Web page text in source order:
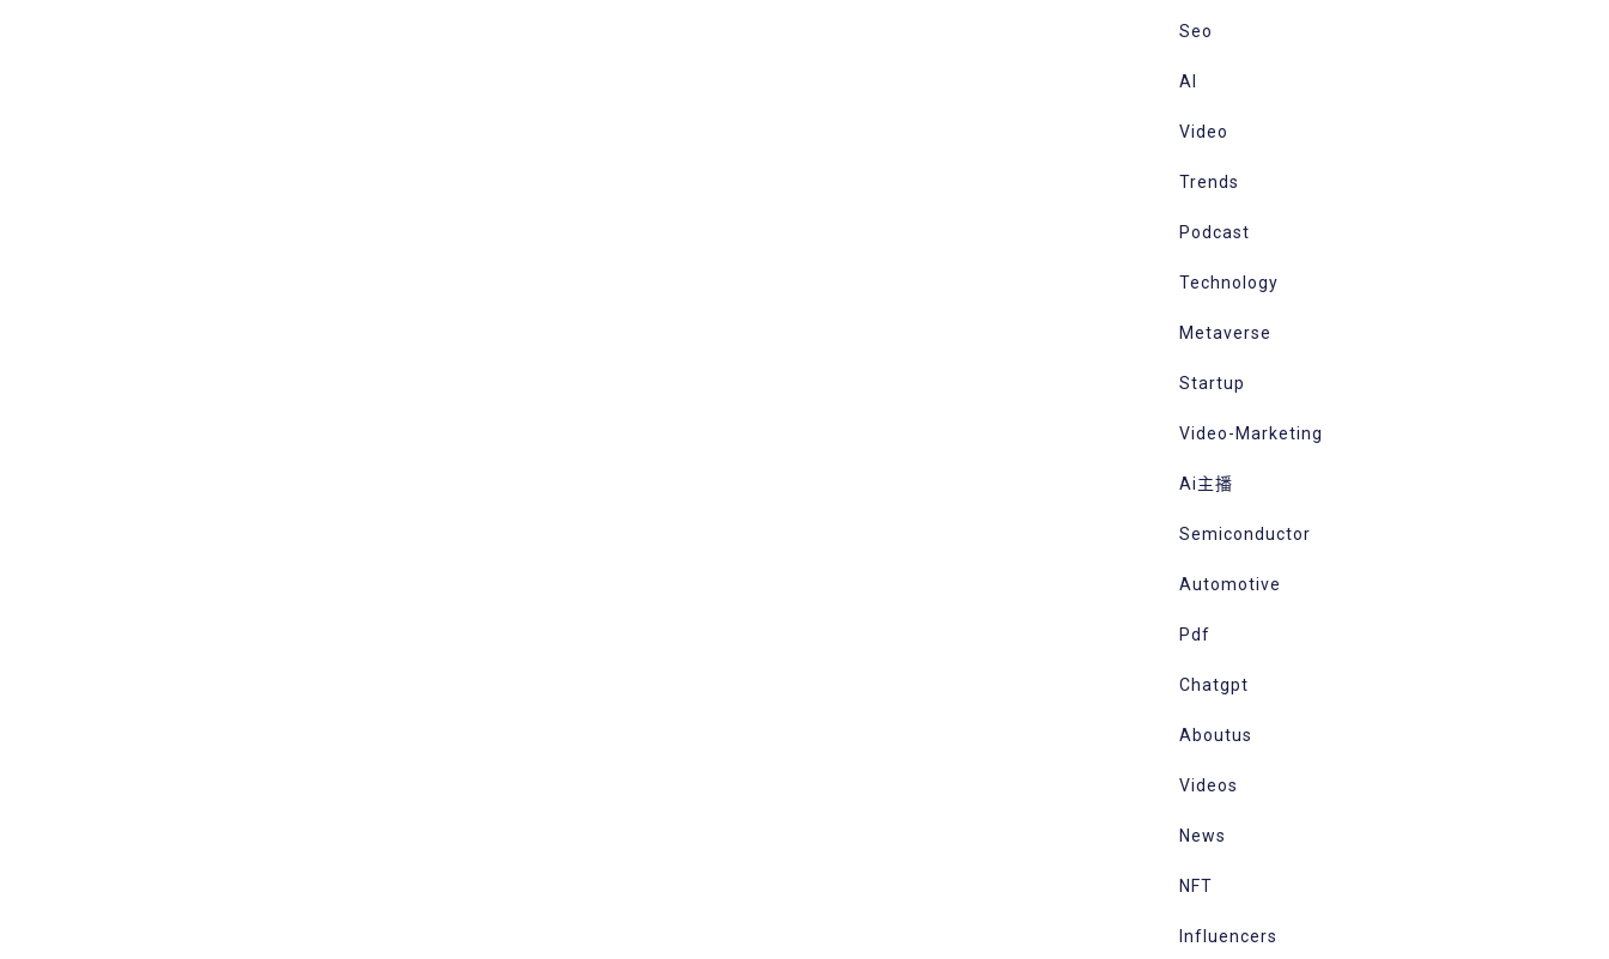
Seo
AI
Video
Trends
Podcast
Technology
Metaverse
Startup
Video-Marketing
Ai主播
Semiconductor
Automotive
Pdf
Chatgpt
Aboutus
Videos
News
NFT
Influencers